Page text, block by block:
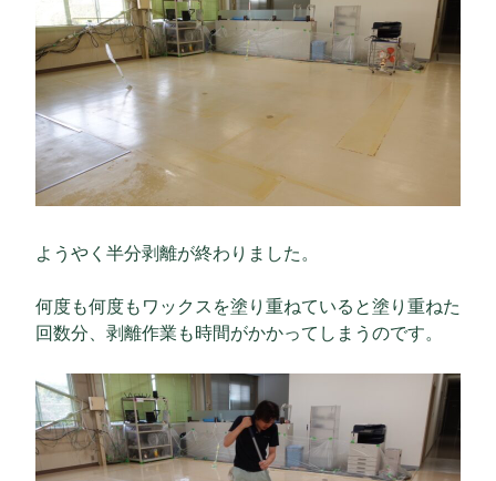
ようやく半分剥離が終わりました。
何度も何度もワックスを塗り重ねていると塗り重ねた
回数分、剥離作業も時間がかかってしまうのです。